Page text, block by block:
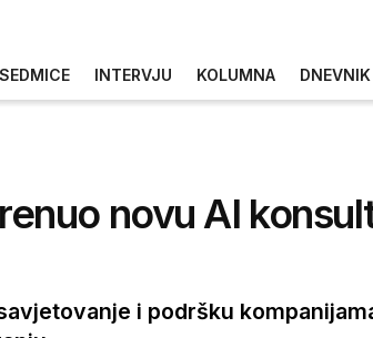
INTERVJU KOLUMNA DNEVNIK
novu AI
i podršku